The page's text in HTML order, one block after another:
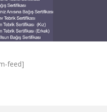
feed]